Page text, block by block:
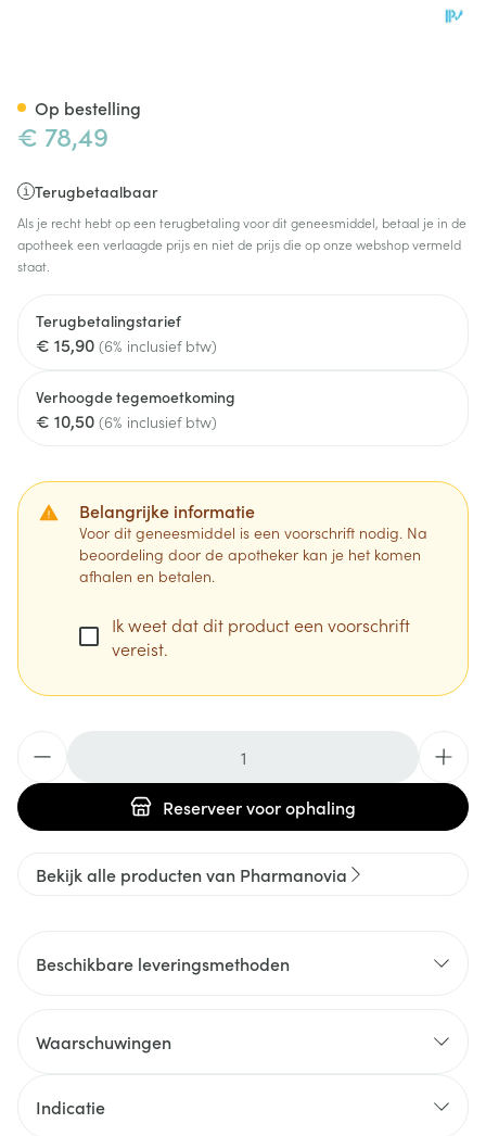
€ 78,49
Terugbetaalbaar
Als je recht hebt op een terugbetaling voor dit geneesmiddel, betaal je in de
apotheek een verlaagde prijs en niet de prijs die op onze webshop vermeld
staat.
Terugbetalingstarief
€ 15,90 (6% inclusief btw)
Verhoogde tegemoetkoming
€ 10,50 (6% inclusief btw)
Belangrijke informatie
Voor dit geneesmiddel is een voorschrift nodig. Na
beoordeling door de apotheker kan je het komen
afhalen en betalen.
Ik weet dat dit product een voorschrift
vereist.
Reserveervoor ophaling
Op bestelling
Bekijk alle producten van Pharmanovia
Beschikbare leveringsmethoden
Waarschuwingen
Indicatie